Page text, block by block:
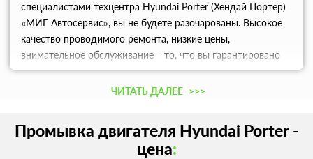
специалистами техцентра Hyundai Porter (Хендай Портер)
«МИГ Автосервис», вы не будете разочарованы. Высокое
качество проводимого ремонта, низкие цены,
внимательное обслуживание – то, что вы гарантировано
получите.
ЧИТАТЬ ДАЛЕЕ >>>
Промывка двигателя Hyundai Porter -
цена: